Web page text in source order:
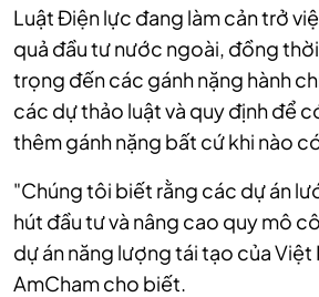
Luật Điện lực đang làm cản trở
quả đầu tư nước ngoài, đồng
trọng đến các gánh nặng hành
các dự thảo luật và quy định để
thêm gánh nặng bất cứ khi nào
"Chúng tôi biết rằng các dự án
hút đầu tư và nâng cao quy mô
dự án năng lượng tái tạo của Việt
AmCham cho biết.